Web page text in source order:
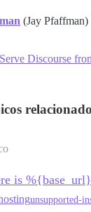
(Jay Pfaffman)
Serve Discourse
is
unsupported-